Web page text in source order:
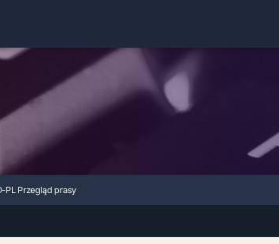
PL Przegląd prasy